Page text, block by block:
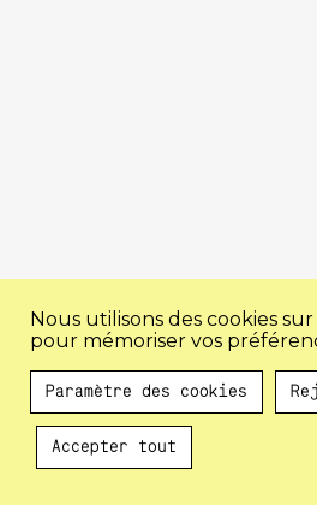
Au programme !
Nous utilisons des cookies
pour mémoriser vos
Paramètre des cookies
Accepter tout